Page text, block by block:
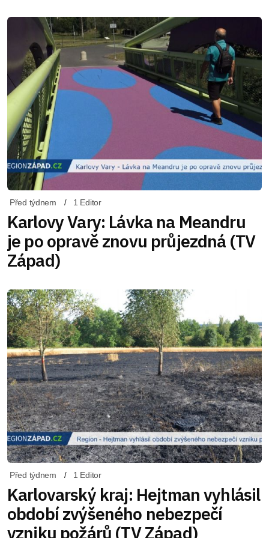
Před týdnem 1 Editor
Karlovy Vary: Lávka na Meandru
je po opravě znovu průjezdná (TV
Západ)
Před týdnem 1 Editor
Karlovarský kraj: Hejtman vyhlásil
období zvýšeného nebezpečí
vzniku požárů (TV Západ)